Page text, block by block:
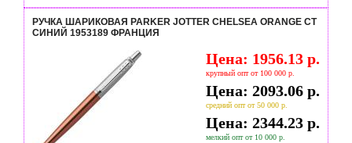
РУЧКА ШАРИКОВАЯ PARKER JOTTER CHELSEA ORANGE CT
СИНИЙ 1953189 ФРАНЦИЯ
Цена: 1956.13 р.
крупный опт от 100 000 р.
Цена: 2093.06 р.
средний опт от 50 000 р.
Цена: 2344.23 р.
мелкий опт от 10 000 р.